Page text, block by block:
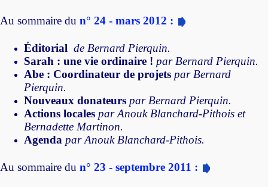
Au sommaire du n° 24 - mars 2012 :
Éditorial de Bernard Pierquin.
Sarah : une vie ordinaire ! par Bernard Pierquin.
Abe : Coordinateur de projets par Bernard
Pierquin.
Nouveaux donateurs par Bernard Pierquin.
Actions locales par Anouk Blanchard-Pithois et
Bernadette Martinon.
Agenda par Anouk Blanchard-Pithois.
Au sommaire du n° 23 - septembre 2011 :